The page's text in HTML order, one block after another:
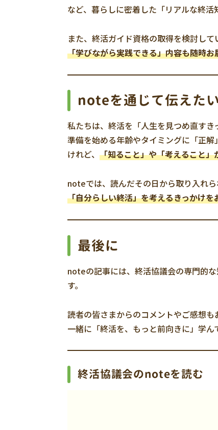
など、暮らしに密着した「リアルな終活
また、終活ガイド資格の取得を検討して
「学びながら実践できる」内容も随時お
noteを通じて伝えた
私たちは、終活を「人生を見つめ直すき
準備を始める年齢やタイミングに「正解
けれど、 「知ること」や「考えること」
noteでは、読んだその日から取り入れら
「自分らしい終活」を考えるきっかけを
最後に
noteの記事には、終活協議会の専門的
す。
読者の皆さまからのコメントやご感想も
一緒に「終活を、もっと前向きに」学ん
終活協議会のnoteを読む